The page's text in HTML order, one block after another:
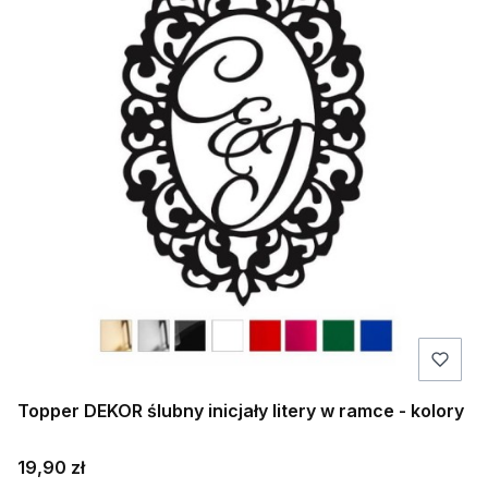
Topper DEKOR ślubny inicjały litery w ramce - kolory
Cena
19,90 zł